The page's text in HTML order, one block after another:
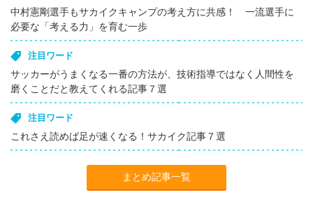
中村憲剛選手もサカイクキャンプの考え方に共感！ 一流選手に
必要な「考える力」を育む一歩
注目ワード
サッカーがうまくなる一番の方法が、技術指導ではなく人間性を
磨くことだと教えてくれる記事７選
注目ワード
これさえ読めば足が速くなる！サカイク記事７選
まとめ記事一覧